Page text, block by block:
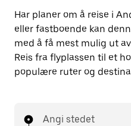
Har planer om å reise i
eller fastboende kan
med å få mest mulig ut
Reis fra flyplassen til et
populære ruter og
Angi stedet